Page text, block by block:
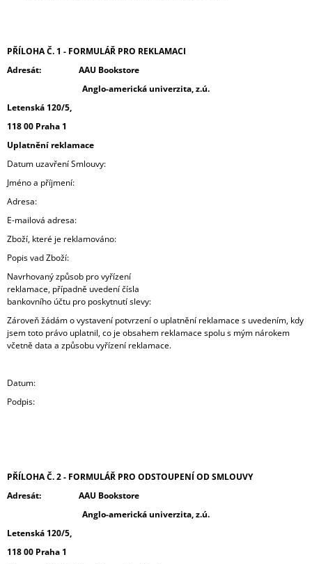
PŘÍLOHA Č. 1 - FORMULÁŘ PRO REKLAMACI
Adresát: AAU Bookstore
Anglo-americká univerzita, z.ú.
Letenská 120/5,
118 00 Praha 1
Uplatnění reklamace
Datum uzavření Smlouvy:
Jméno a příjmení:
Adresa:
E-mailová adresa:
Zboží, které je reklamováno:
Popis vad Zboží:
Navrhovaný způsob pro vyřízení
reklamace, případně uvedení čísla
bankovního účtu pro poskytnutí slevy:
Zároveň žádám o vystavení potvrzení o uplatnění reklamace s uvedením, kdy
jsem toto právo uplatnil, co je obsahem reklamace spolu s mým nárokem
včetně data a způsobu vyřízení reklamace.
Datum:
Podpis:
PŘÍLOHA Č. 2 - FORMULÁŘ PRO ODSTOUPENÍ OD SMLOUVY
Adresát: AAU Bookstore
Anglo-americká univerzita, z.ú.
Letenská 120/5,
118 00 Praha 1